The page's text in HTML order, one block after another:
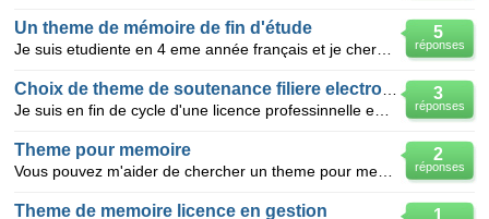
5
réponses
Un theme de mémoire de fin d'étude
3
réponses
2
réponses
Theme pour memoire
1
Theme de memoire licence en gestion